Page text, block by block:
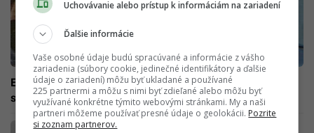
Escobar mu bol ako starší brat. Pre „šéfa“ som zavraždil
stovky ľudí, chválil sa najobávanejší vrah na svete
„Pablitov“ svetový kokaínový biznis a
Uchovávanie alebo prístup k informáciám na zariadení
Ďalšie informácie
Vaše osobné údaje budú spracúvané a informácie z vášho
zariadenia (súbory cookie, jedinečné identifikátory a ďalšie
údaje o zariadení) môžu byť ukladané a používané
225 partnermi a môžu s nimi byť zdieľané alebo môžu byť
využívané konkrétne týmito webovými stránkami. My a naši
partneri môžeme používať presné údaje o geolokácii. Pozrite
si zoznam partnerov.